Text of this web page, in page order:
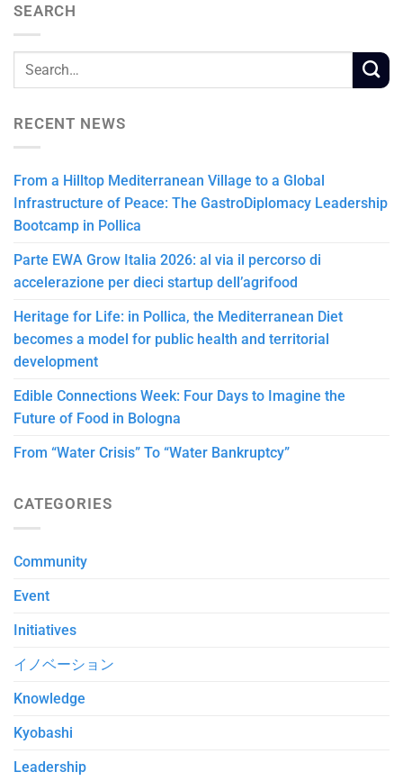
SEARCH
RECENT NEWS
From a Hilltop Mediterranean Village to a Global
Infrastructure of Peace: The GastroDiplomacy Leadership
Bootcamp in Pollica
Parte EWA Grow Italia 2026: al via il percorso di
accelerazione per dieci startup dell’agrifood
Heritage for Life: in Pollica, the Mediterranean Diet
becomes a model for public health and territorial
development
Edible Connections Week: Four Days to Imagine the
Future of Food in Bologna
From “Water Crisis” To “Water Bankruptcy”
CATEGORIES
Community
Event
Initiatives
イノベーション
Knowledge
Kyobashi
Leadership